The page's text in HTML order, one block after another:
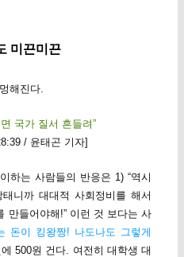
미끈미끈
해진다.
국가 질서 흔들려”
/ 윤태곤 기자]
하는 사람들의 반응은 1) “역시
니까 대대적 사회정비를 해서
만들어야해!” 이런 것 보다는 사
돈이 킹왕짱! 나도나도 그렇게
500원 건다. 여전히 대학생 대